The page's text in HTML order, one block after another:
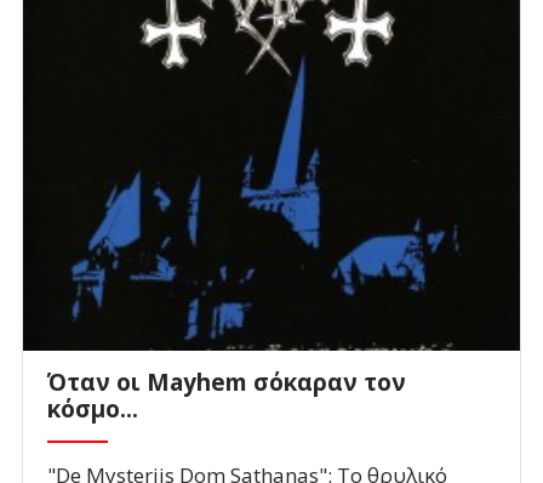
Όταν οι Mayhem σόκαραν τον
κόσμο...
"De Mysteriis Dom Sathanas": To θρυλικό